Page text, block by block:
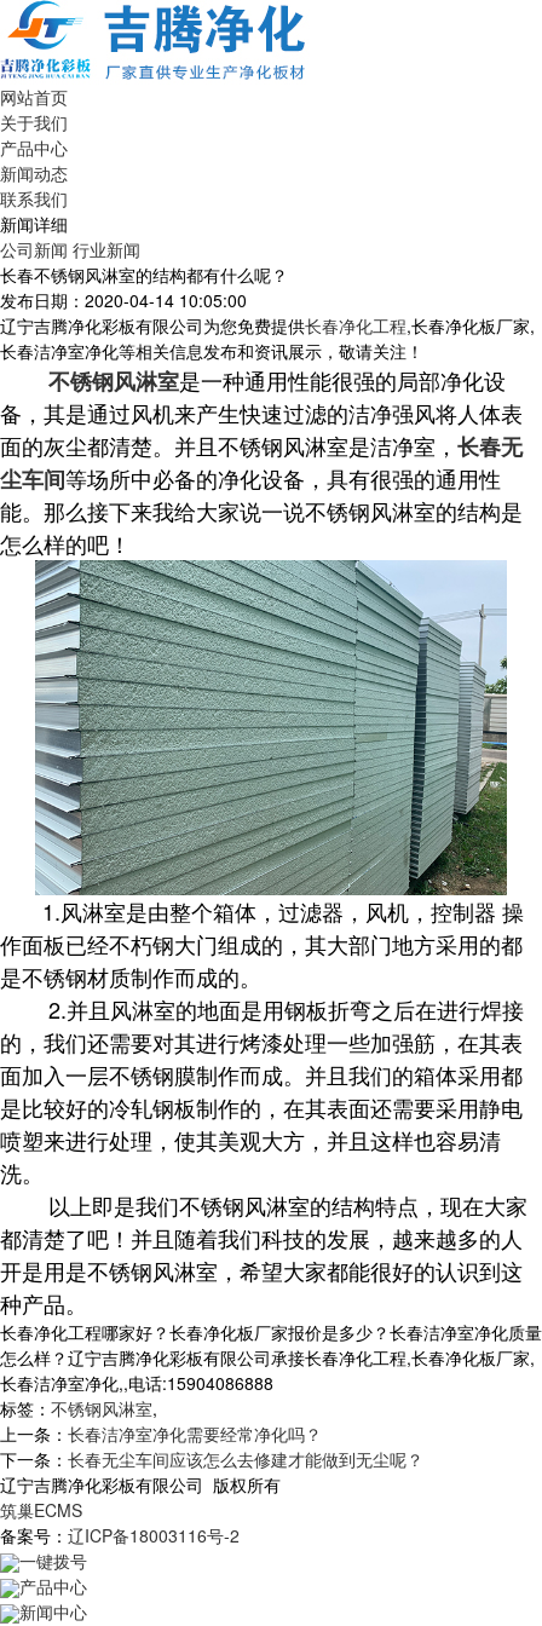
网站首页
关于我们
产品中心
新闻动态
联系我们
新闻详细
公司新闻 行业新闻
长春不锈钢风淋室的结构都有什么呢？
发布日期：2020-04-14 10:05:00
辽宁吉腾净化彩板有限公司为您免费提供长春净化工程,长春净化板厂家,
长春洁净室净化等相关信息发布和资讯展示，敬请关注！
不锈钢风淋室是一种通用性能很强的局部净化设
备，其是通过风机来产生快速过滤的洁净强风将人体表
面的灰尘都清楚。并且不锈钢风淋室是洁净室， 长春无
尘车间等场所中必备的净化设备，具有很强的通用性
能。那么接下来我给大家说一说不锈钢风淋室的结构是
怎么样的吧！
1.风淋室是由整个箱体，过滤器，风机，控制器 操
作面板已经不朽钢大门组成的，其大部门地方采用的都
是不锈钢材质制作而成的。
2.并且风淋室的地面是用钢板折弯之后在进行焊接
的，我们还需要对其进行烤漆处理一些加强筋，在其表
面加入一层不锈钢膜制作而成。并且我们的箱体采用都
是比较好的冷轧钢板制作的，在其表面还需要采用静电
喷塑来进行处理，使其美观大方，并且这样也容易清
洗。
以上即是我们不锈钢风淋室的结构特点，现在大家
都清楚了吧！并且随着我们科技的发展，越来越多的人
开是用是不锈钢风淋室，希望大家都能很好的认识到这
种产品。
长春净化工程哪家好？长春净化板厂家报价是多少？长春洁净室净化质量
怎么样？辽宁吉腾净化彩板有限公司承接长春净化工程,长春净化板厂家,
长春洁净室净化,,电话:15904086888
标签： 不锈钢风淋室,
上一条： 长春洁净室净化需要经常净化吗？
下一条： 长春无尘车间应该怎么去修建才能做到无尘呢？
辽宁吉腾净化彩板有限公司 版权所有
筑巢ECMS
备案号： 辽ICP备18003116号-2
一键拨号
产品中心
新闻中心